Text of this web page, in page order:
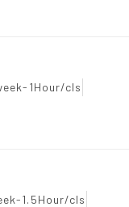
1Hour/cls
1.5Hour/cls